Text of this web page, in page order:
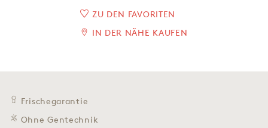
ZU DEN FAVORITEN
IN DER NÄHE KAUFEN
Frischegarantie
Ohne Gentechnik